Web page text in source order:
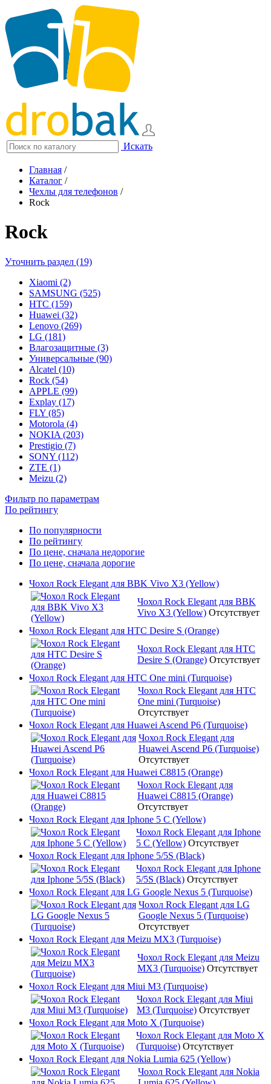
Искать
Главная /
Каталог /
Чехлы для телефонов /
Rock
Rock
Уточнить раздел (19)
Xiaomi (2)
SAMSUNG (525)
HTC (159)
Huawei (32)
Lenovo (269)
LG (181)
Влагозащитные (3)
Универсальные (90)
Alcatel (10)
Rock (54)
APPLE (99)
Explay (17)
FLY (85)
Motorola (4)
NOKIA (203)
Prestigio (7)
SONY (112)
ZTE (1)
Meizu (2)
Фильтр по параметрам
По рейтингу
По популярности
По рейтингу
По цене, сначала недорогие
По цене, сначала дорогие
Чохол Rock Elegant для BBK Vivo X3 (Yellow)
Чохол Rock Elegant для BBK
Vivo X3 (Yellow) Отсутствует
Чохол Rock Elegant для HTC Desire S (Orange)
Чохол Rock Elegant для HTC
Desire S (Orange) Отсутствует
Чохол Rock Elegant для HTC One mini (Turquoise)
Чохол Rock Elegant для HTC
One mini (Turquoise)
Отсутствует
Чохол Rock Elegant для Huawei Ascend P6 (Turquoise)
Чохол Rock Elegant для
Huawei Ascend P6 (Turquoise)
Отсутствует
Чохол Rock Elegant для Huawei C8815 (Orange)
Чохол Rock Elegant для
Huawei C8815 (Orange)
Отсутствует
Чохол Rock Elegant для Iphone 5 C (Yellow)
Чохол Rock Elegant для Iphone
5 C (Yellow) Отсутствует
Чохол Rock Elegant для Iphone 5/5S (Black)
Чохол Rock Elegant для Iphone
5/5S (Black) Отсутствует
Чохол Rock Elegant для LG Google Nexus 5 (Turquoise)
Чохол Rock Elegant для LG
Google Nexus 5 (Turquoise)
Отсутствует
Чохол Rock Elegant для Meizu MX3 (Turquoise)
Чохол Rock Elegant для Meizu
MX3 (Turquoise) Отсутствует
Чохол Rock Elegant для Miui M3 (Turquoise)
Чохол Rock Elegant для Miui
M3 (Turquoise) Отсутствует
Чохол Rock Elegant для Moto X (Turquoise)
Чохол Rock Elegant для Moto X
(Turquoise) Отсутствует
Чохол Rock Elegant для Nokia Lumia 625 (Yellow)
Чохол Rock Elegant для Nokia